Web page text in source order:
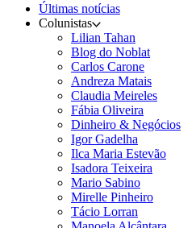
Últimas notícias
Colunistas
Lilian Tahan
Blog do Noblat
Carlos Carone
Andreza Matais
Claudia Meireles
Fábia Oliveira
Dinheiro & Negócios
Igor Gadelha
Ilca Maria Estevão
Isadora Teixeira
Mario Sabino
Mirelle Pinheiro
Tácio Lorran